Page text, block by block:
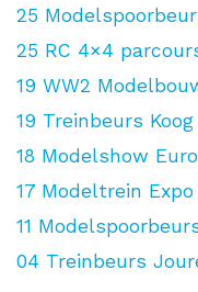
25
25 RC 4×4
19 WW2
19 Treinbeurs
18 Modelshow
17 Modeltrein Expo
11
04 Treinbeurs